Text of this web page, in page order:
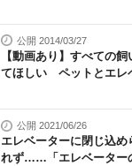
公開 2014/03/27
【動画あり】すべての
てほしい ペットとエレ
公開 2021/06/26
エレベーターに閉じ込
れず……「エレベーター